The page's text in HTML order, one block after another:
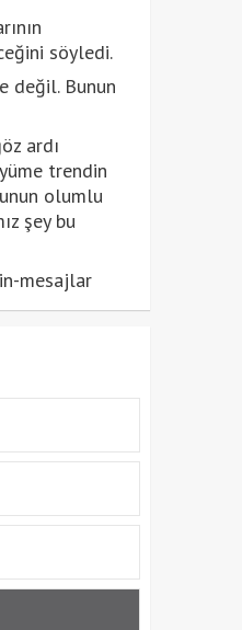
söyledi.
değil. Bunun
ardı
trendin
olumlu
şey bu
mesajlar